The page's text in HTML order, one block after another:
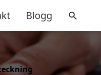
Blogg